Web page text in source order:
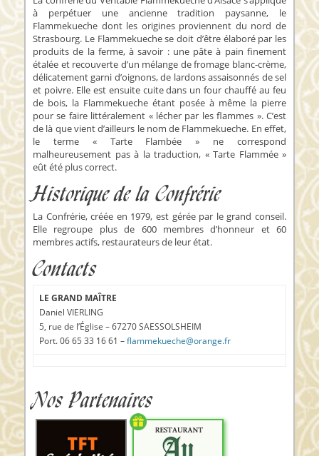
à perpétuer une ancienne tradition paysanne, le
Flammekueche dont les origines proviennent du nord de
Strasbourg. Le Flammekueche se doit d’être élaboré par les
produits de la ferme, à savoir : une pâte à pain finement
étalée et recouverte d’un mélange de fromage blanc-crème,
délicatement garni d’oignons, de lardons assaisonnés de sel
et poivre. Elle est ensuite cuite dans un four chauffé au feu
de bois, la Flammekueche étant posée à même la pierre
pour se faire littéralement « lécher par les flammes ». C’est
de là que vient d’ailleurs le nom de Flammekueche. En effet,
le terme « Tarte Flambée » ne correspond
malheureusement pas à la traduction, « Tarte Flammée »
eût été plus correct.
Historique de la Confrérie
La Confrérie, créée en 1979, est gérée par le grand conseil.
Elle regroupe plus de 600 membres d’honneur et 60
membres actifs, restaurateurs de leur état.
Contacts
LE GRAND MAÎTRE
Daniel VIERLING
5, rue de l’Église – 67270 SAESSOLSHEIM
Port. 06 65 33 16 61 –flammekueche@orange.fr
Nos Partenaires